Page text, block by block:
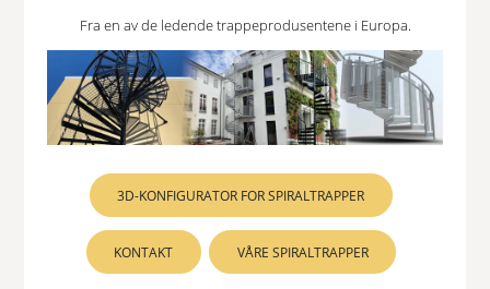
Fra en av de ledende trappeprodusentene i Europa.
3D-KONFIGURATOR FOR SPIRALTRAPPER
KONTAKT VÅRE SPIRALTRAPPER